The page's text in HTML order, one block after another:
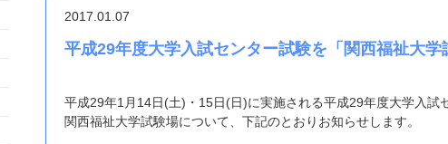
2017.01.07
平成29年度大学入試センター試験を「関西福祉大
平成29年1月14日(土)・15日(日)に実施される平成29年度大学入試
関西福祉大学試験場について、下記のとおりお知らせします。